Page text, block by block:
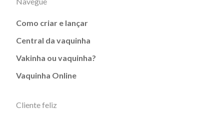
Como criar e lançar
Central da vaquinha
Vakinha ou vaquinha?
Vaquinha Online
Cliente feliz